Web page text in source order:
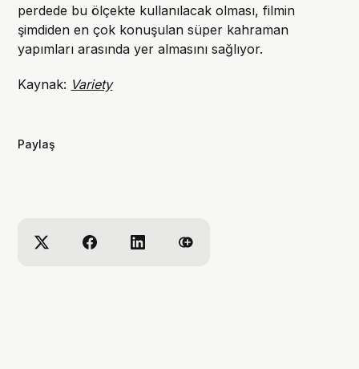
perdede bu ölçekte kullanılacak olması, filmin
şimdiden en çok konuşulan süper kahraman
yapımları arasında yer almasını sağlıyor.
Kaynak: Variety
Paylaş